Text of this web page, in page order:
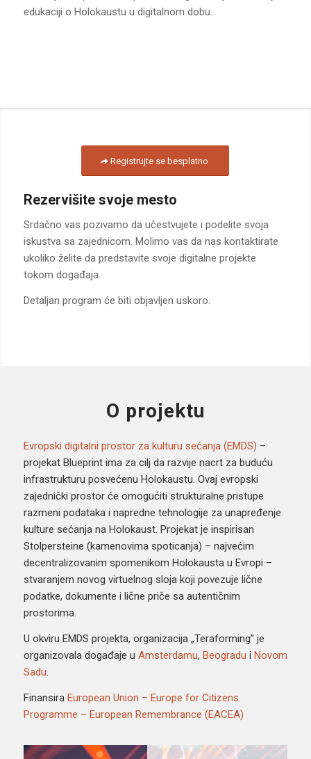
edukaciji o Holokaustu u digitalnom dobu.
Registrujte se besplatno
Rezervišite svoje mesto
Srdačno vas pozivamo da učestvujete i podelite svoja
iskustva sa zajednicom. Molimo vas da nas kontaktirate
ukoliko želite da predstavite svoje digitalne projekte
tokom događaja.
Detaljan program će biti objavljen uskoro.
O projektu
Evropski digitalni prostor za kulturu sećanja (EMDS) –
projekat Blueprint ima za cilj da razvije nacrt za buduću
infrastrukturu posvećenu Holokaustu. Ovaj evropski
zajednički prostor će omogućiti strukturalne pristupe
razmeni podataka i napredne tehnologije za unapređenje
kulture sećanja na Holokaust. Projekat je inspirisan
Stolpersteine (kamenovima spoticanja) – najvećim
decentralizovanim spomenikom Holokausta u Evropi –
stvaranjem novog virtuelnog sloja koji povezuje lične
podatke, dokumente i lične priče sa autentičnim
prostorima.
U okviru EMDS projekta, organizacija „Teraforming” je
organizovala događaje u Amsterdamu, Beogradu i Novom
Sadu.
Finansira European Union – Europe for Citizens
Programme – European Remembrance (EACEA)